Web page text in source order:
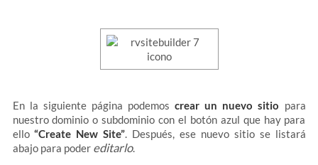
En la siguiente página podemoscrear un nuevo sitio para
nuestro dominio o subdominio con el botón azul que hay para
ello“Create New Site”. Después, ese nuevo sitio se listará
abajo para poder editarlo.